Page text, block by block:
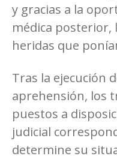
y gracias a la
médica posterior,
heridas que
Tras la ejecución
aprehensión, los
puestos a
judicial
determine su